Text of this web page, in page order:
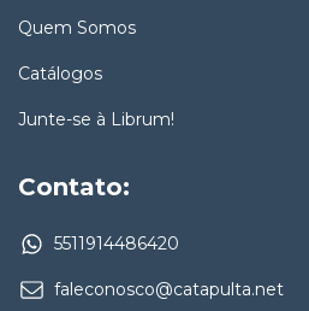
Quem Somos
Catálogos
Junte-se à Librum!
Contato:
5511914486420
faleconosco@catapulta.net